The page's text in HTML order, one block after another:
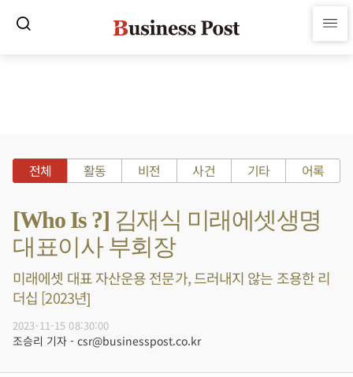
전체 활동 비전 사건 기타 어록
[Who Is ?] 김재식 미래에셋생명
대표이사 부회장
미래에셋 대표 자산운용 전문가, 드러내지 않는 조용한 리
더십 [2023년]
2023-11-15 08:30:00
조승리 기자 - csr@businesspost.co.kr